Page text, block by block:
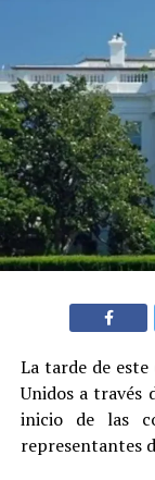
La tarde de
Unidos a través
inicio de las
representantes